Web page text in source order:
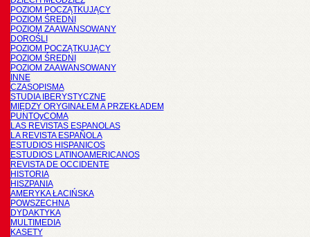
POZIOM POCZĄTKUJĄCY
POZIOM ŚREDNI
POZIOM ZAAWANSOWANY
DOROŚLI
POZIOM POCZĄTKUJĄCY
POZIOM ŚREDNI
POZIOM ZAAWANSOWANY
INNE
CZASOPISMA
STUDIA IBERYSTYCZNE
MIĘDZY ORYGINAŁEM A PRZEKŁADEM
PUNTOyCOMA
LAS REVISTAS ESPANOLAS
LA REVISTA ESPAÑOLA
ESTUDIOS HISPANICOS
ESTUDIOS LATINOAMERICANOS
REVISTA DE OCCIDENTE
HISTORIA
HISZPANIA
AMERYKA ŁACIŃSKA
POWSZECHNA
DYDAKTYKA
MULTIMEDIA
KASETY